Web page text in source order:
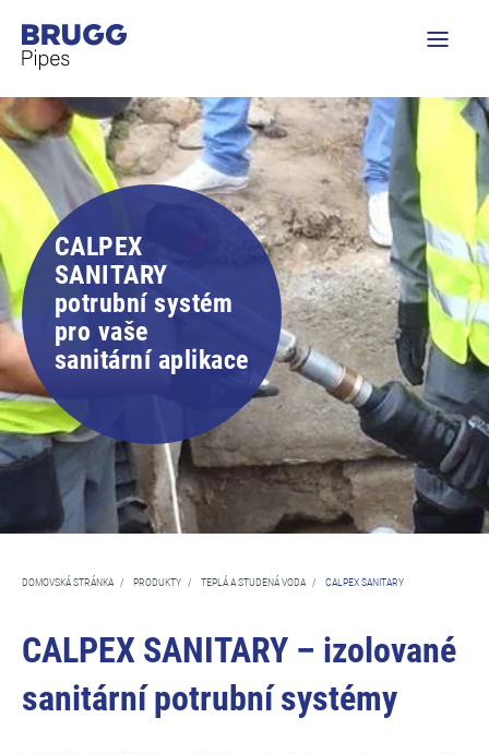
CALPEX
SANITARY
potrubní systém
pro vaše
sanitární aplikace
DOMOVSKÁ STRÁNKA / PRODUKTY / TEPLÁ A STUDENÁ VODA / CALPEX SANITARY
CALPEX SANITARY – izolované
sanitární potrubní systémy